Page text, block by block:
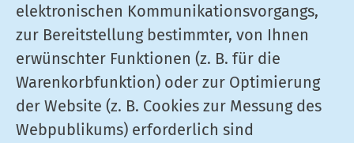
elektronischen Kommunikationsvorgangs,
zur Bereitstellung bestimmter, von Ihnen
erwünschter Funktionen (z. B. für die
Warenkorbfunktion) oder zur Optimierung
der Website (z. B. Cookies zur Messung des
Webpublikums) erforderlich sind